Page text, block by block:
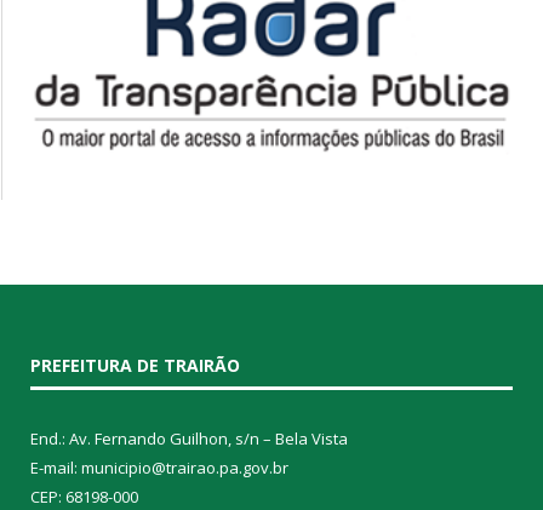
PREFEITURA DE TRAIRÃO
End.: Av. Fernando Guilhon, s/n – Bela Vista
E-mail: municipio@trairao.pa.gov.br
CEP: 68198-000